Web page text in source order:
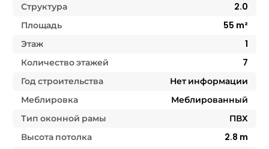
Структура
2.0
Площадь
55 m²
Этаж
1
Количество этажей
7
Год строительства
Нет информации
Меблировка
Меблированный
Тип оконной рамы
ПВХ
Высота потолка
2.8 m